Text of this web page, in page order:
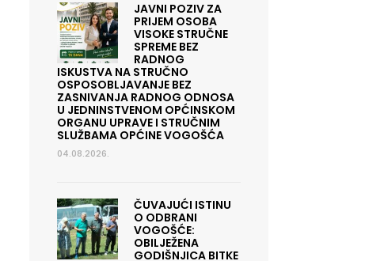
JAVNI POZIV ZA
PRIJEM OSOBA
VISOKE STRUČNE
SPREME BEZ
RADNOG
ISKUSTVA NA STRUČNO
OSPOSOBLJAVANJE BEZ
ZASNIVANJA RADNOG ODNOSA
U JEDNINSTVENOM OPĆINSKOM
ORGANU UPRAVE I STRUČNIM
SLUŽBAMA OPĆINE VOGOŠĆA
04.08.2026.
ČUVAJUĆI ISTINU
O ODBRANI
VOGOŠĆE:
OBILJEŽENA
GODIŠNJICA BITKE